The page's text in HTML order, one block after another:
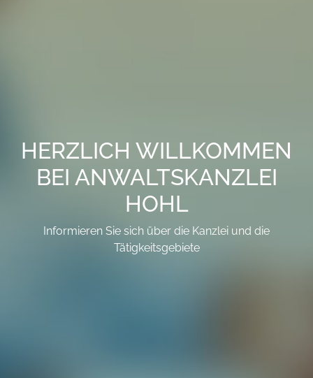
HERZLICH WILLKOMMEN
BEI ANWALTSKANZLEI
HOHL
Informieren Sie sich über die Kanzlei und die
Tätigkeitsgebiete